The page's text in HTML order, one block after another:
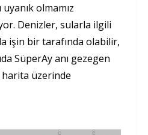
olmamız
Denizler, sularla ilgili
işin bir tarafında olabilir,
SüperAy anı gezegen
üzerinde